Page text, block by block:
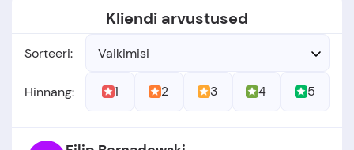
Kliendi arvustused
Sorteeri: Vaikimisi
Hinnang: 1 2 3 4 5